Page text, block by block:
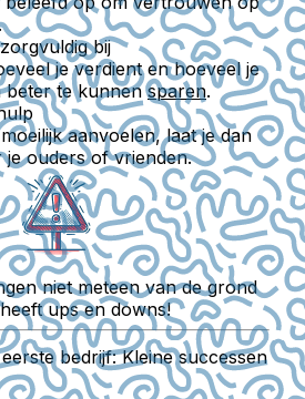
bij
je verdient en hoeveel je
beter te kunnensparen.
aanvoelen, laat je dan
je ouders of vrienden.
niet meteen van de grond
ups en downs!
bedrijf: Kleine successen